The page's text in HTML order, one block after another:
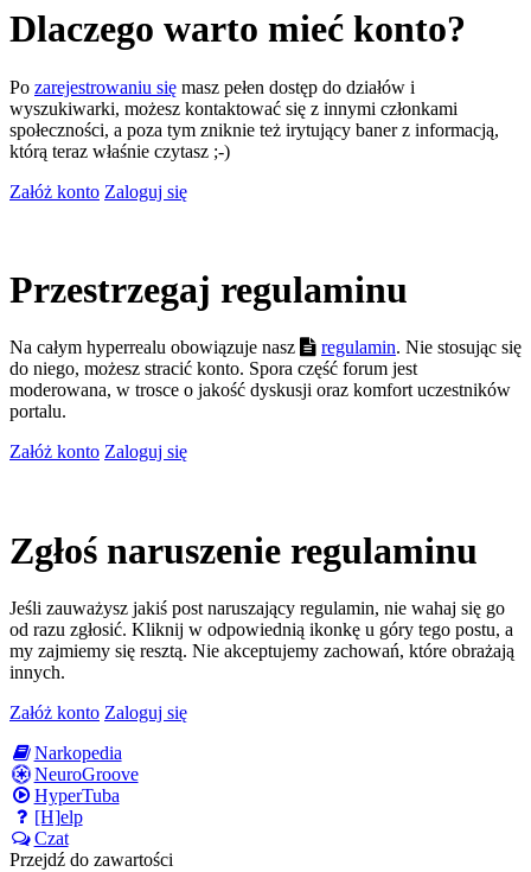
Dlaczego warto mieć konto?
Po zarejestrowaniu się masz pełen dostęp do działów i
wyszukiwarki, możesz kontaktować się z innymi członkami
społeczności, a poza tym zniknie też irytujący baner z informacją,
którą teraz właśnie czytasz ;-)
Załóż konto Zaloguj się
Przestrzegaj regulaminu
Na całym hyperrealu obowiązuje nasz regulamin. Nie stosując się
do niego, możesz stracić konto. Spora część forum jest
moderowana, w trosce o jakość dyskusji oraz komfort uczestników
portalu.
Załóż konto Zaloguj się
Zgłoś naruszenie regulaminu
Jeśli zauważysz jakiś post naruszający regulamin, nie wahaj się go
od razu zgłosić. Kliknij w odpowiednią ikonkę u góry tego postu, a
my zajmiemy się resztą. Nie akceptujemy zachowań, które obrażają
innych.
Załóż konto Zaloguj się
Narkopedia
NeuroGroove
HyperTuba
[H]elp
Czat
Przejdź do zawartości